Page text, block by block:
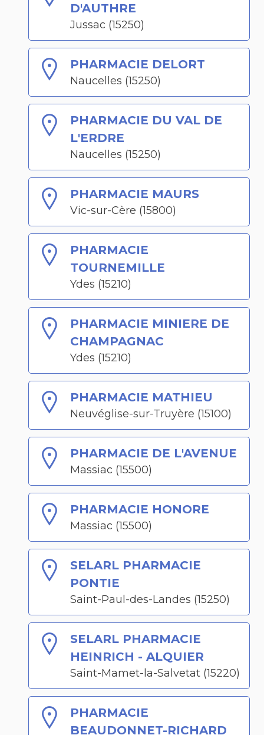
D'AUTHRE
Jussac (15250)
PHARMACIE DELORT
Naucelles (15250)
PHARMACIE DU VAL DE
L'ERDRE
Naucelles (15250)
PHARMACIE MAURS
Vic-sur-Cère (15800)
PHARMACIE
TOURNEMILLE
Ydes (15210)
PHARMACIE MINIERE DE
CHAMPAGNAC
Ydes (15210)
PHARMACIE MATHIEU
Neuvéglise-sur-Truyère (15100)
PHARMACIE DE L'AVENUE
Massiac (15500)
PHARMACIE HONORE
Massiac (15500)
SELARL PHARMACIE
PONTIE
Saint-Paul-des-Landes (15250)
SELARL PHARMACIE
HEINRICH - ALQUIER
Saint-Mamet-la-Salvetat (15220)
PHARMACIE
BEAUDONNET-RICHARD